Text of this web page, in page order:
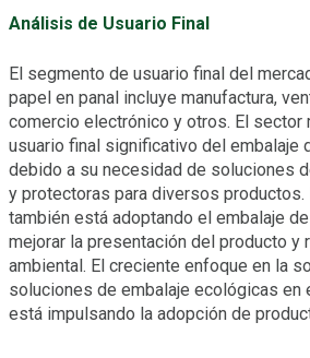
Análisis de Usuario Final
El segmento de usuario final del
papel en panal incluye manufactura,
comercio electrónico y otros. El sector
usuario final significativo del embalaje
debido a su necesidad de soluciones
y protectoras para diversos
también está adoptando el embalaje
mejorar la presentación del producto y
ambiental. El creciente enfoque en la
soluciones de embalaje ecológicas en
está impulsando la adopción de